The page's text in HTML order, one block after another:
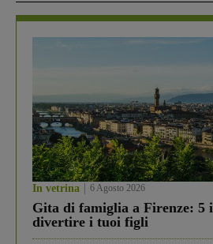
In vetrina 6 Agosto 2026
Gita di famiglia a Firenze: 5
divertire i tuoi figli